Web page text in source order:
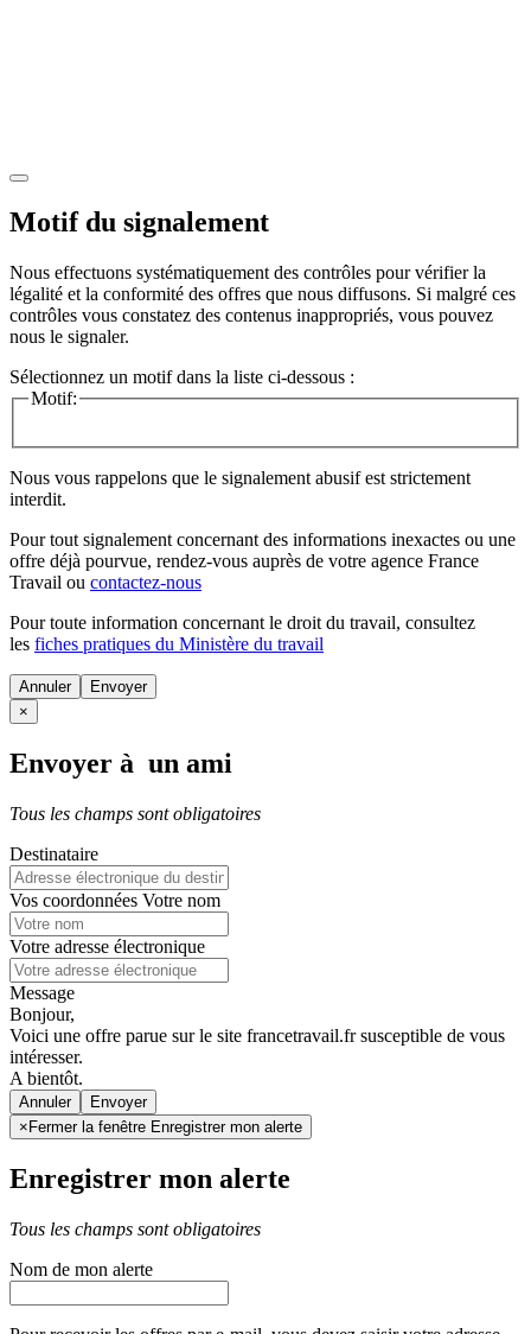
Motif du signalement
Nous effectuons systématiquement des contrôles pour vérifier la
légalité et la conformité des offres que nous diffusons. Si malgré ces
contrôles vous constatez des contenus inappropriés, vous pouvez
nous le signaler.
Sélectionnez un motif dans la liste ci-dessous :
Motif:
Nous vous rappelons que le signalement abusif est strictement
interdit.
Pour tout signalement concernant des informations inexactes ou une
offre déjà pourvue, rendez-vous auprès de votre agence France
Travail ou contactez-nous
Pour toute information concernant le droit du travail, consultez
les fiches pratiques du Ministère du travail
Annuler
×
Envoyer à un ami
Tous les champs sont obligatoires
Destinataire
Vos coordonnées Votre nom
Votre adresse électronique
Message
Bonjour,
Voici une offre parue sur le site francetravail.fr susceptible de vous
intéresser.
A bientôt.
Annuler
× Fermer la fenêtre Enregistrer mon alerte
Enregistrer mon alerte
Tous les champs sont obligatoires
Nom de mon alerte